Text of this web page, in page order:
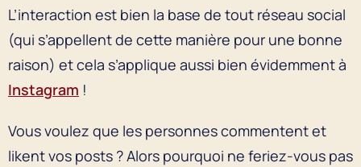
L’interaction est bien la base de tout réseau social
(qui s’appellent de cette manière pour une bonne
raison) et cela s’applique aussi bien évidemment à
Instagram !
Vous voulez que les personnes commentent et
likent vos posts ? Alors pourquoi ne feriez-vous pas